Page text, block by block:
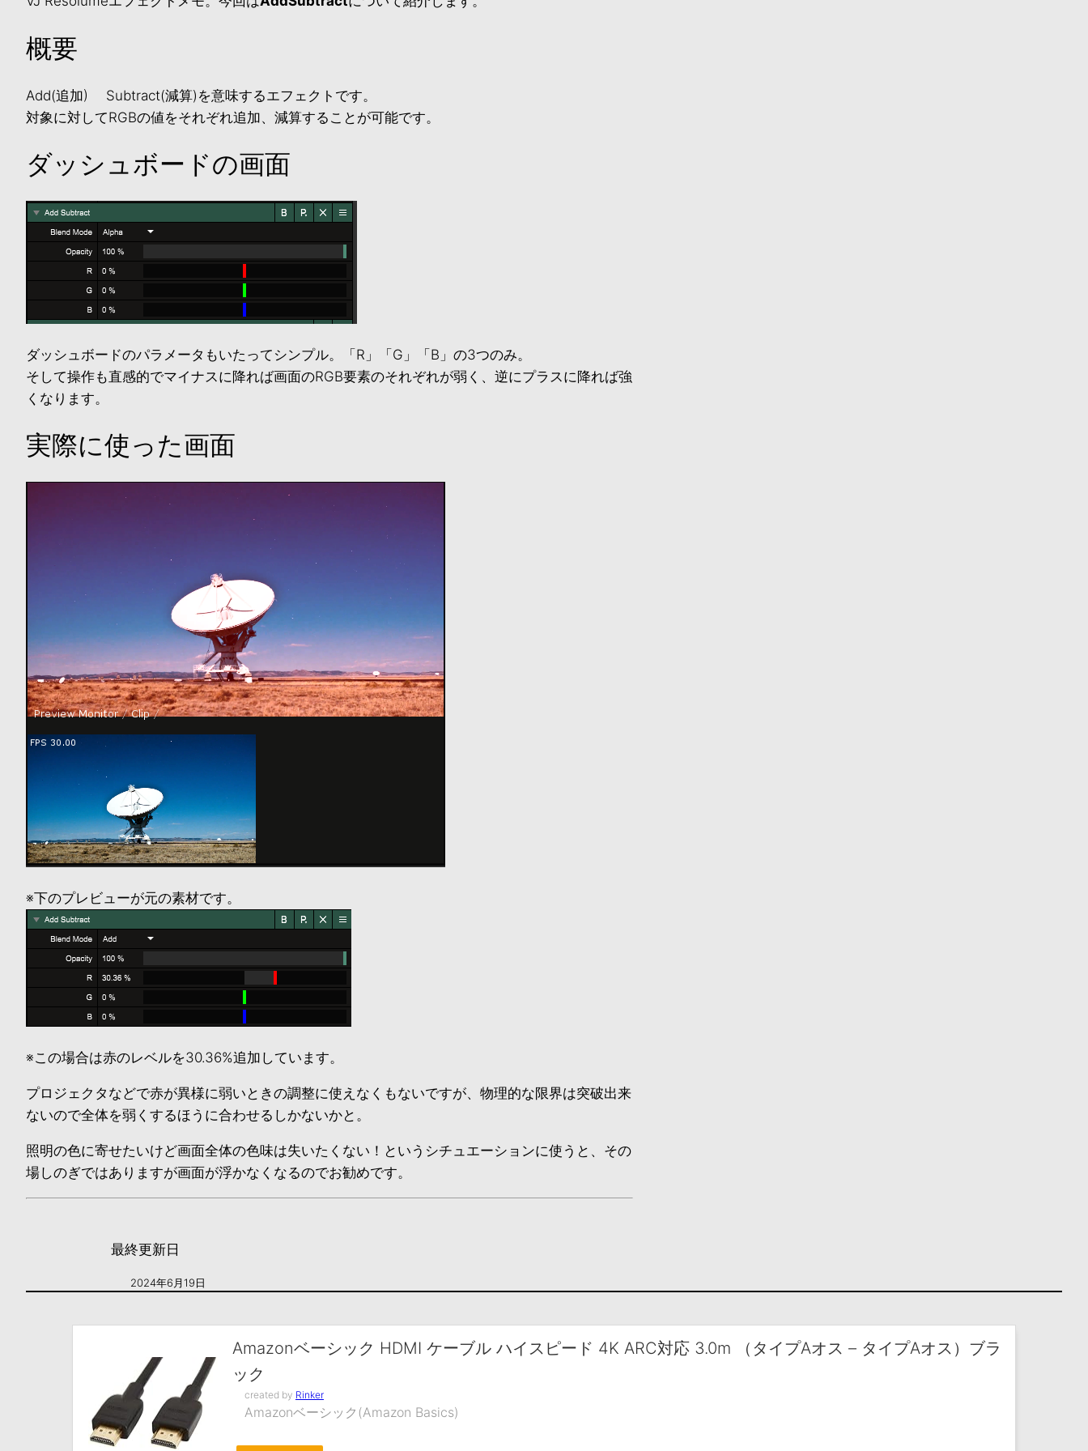
概要
Add(追加) Subtract(減算)を意味するエフェクトです。
対象に対してRGBの値をそれぞれ追加、減算することが可能です。
ダッシュボードの画面
ダッシュボードのパラメータもいたってシンプル。「R」「G」「B」の3つのみ。
そして操作も直感的でマイナスに降れば画面のRGB要素のそれぞれが弱く、逆にプラスに降れば強
くなります。
実際に使った画面
※下のプレビューが元の素材です。
※この場合は赤のレベルを30.36%追加しています。
プロジェクタなどで赤が異様に弱いときの調整に使えなくもないですが、物理的な限界は突破出来
ないので全体を弱くするほうに合わせるしかないかと。
照明の色に寄せたいけど画面全体の色味は失いたくない！というシチュエーションに使うと、その
場しのぎではありますが画面が浮かなくなるのでお勧めです。
最終更新日
2024年6月19日
Amazonベーシック HDMI ケーブル ハイスピード 4K ARC対応 3.0m （タイプAオス – タイプAオス）ブラ
ック
created by Rinker
Amazonベーシック(Amazon Basics)